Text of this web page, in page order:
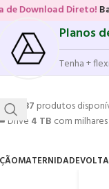
Direto!Baixe os
Planos
Tenha +
💥17.587 produtos
Drive 4 TB com
MATERNIDADE